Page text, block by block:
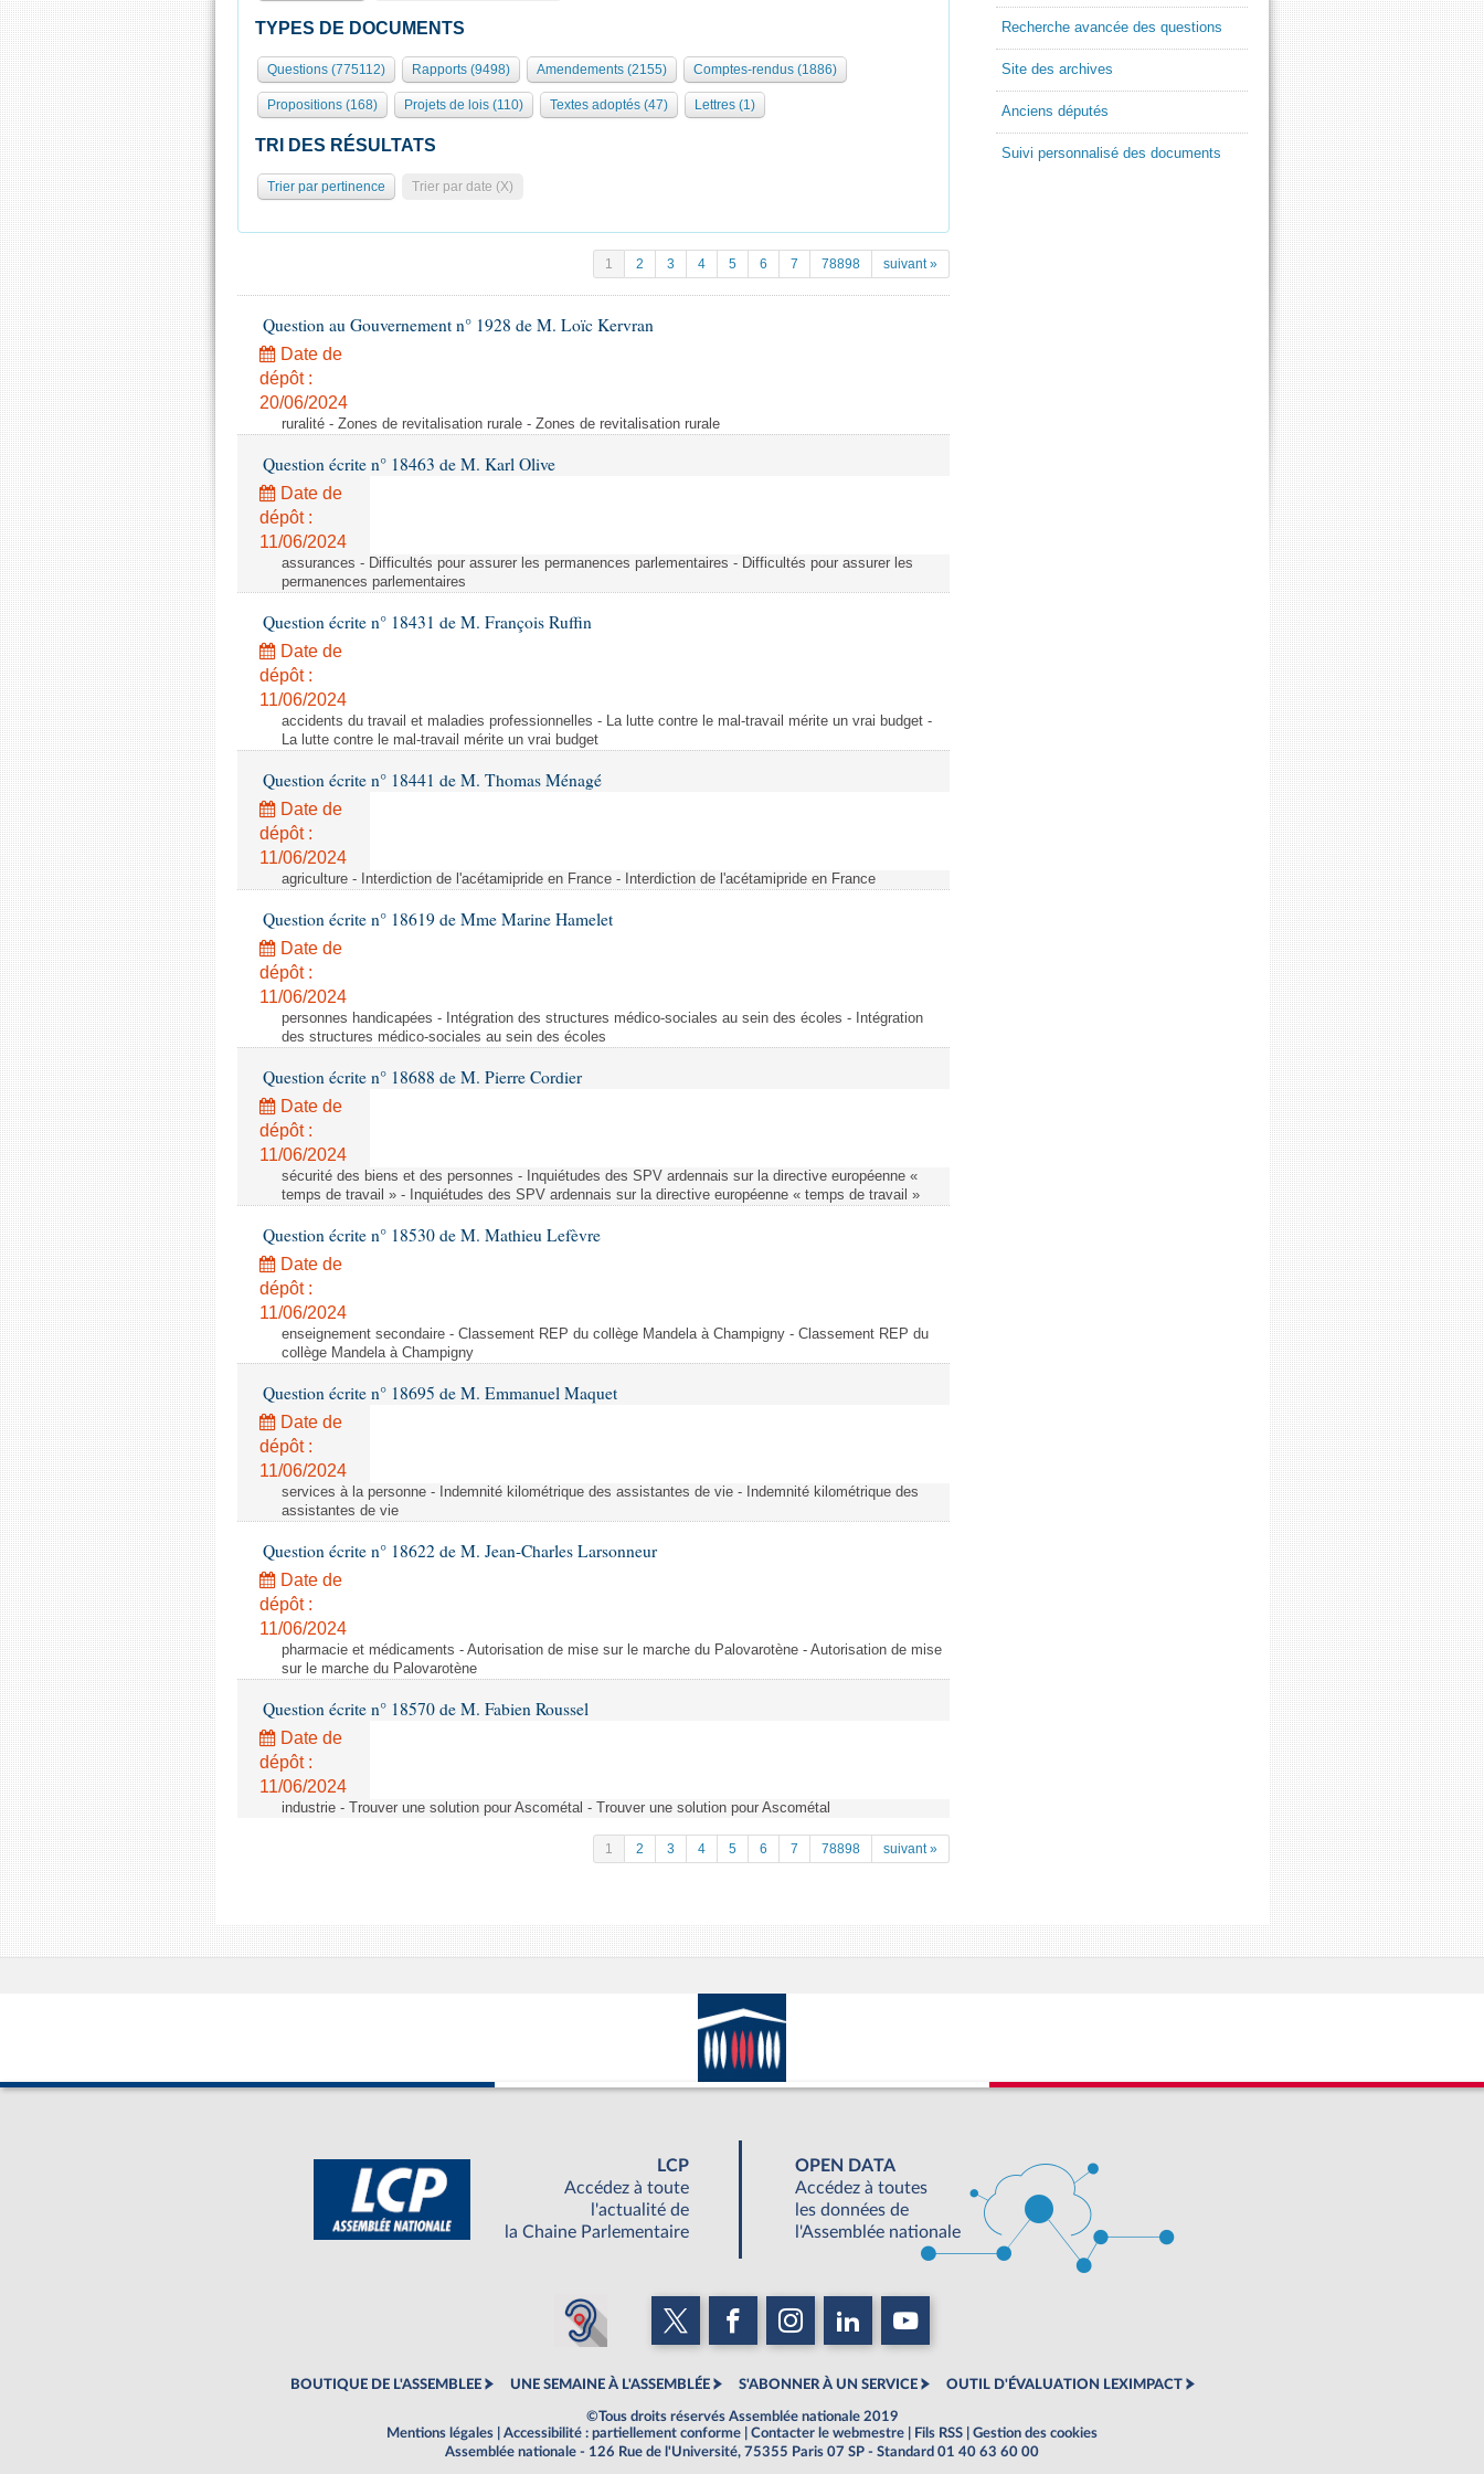
TYPES DE DOCUMENTS
Questions (775112) Rapports (9498) Amendements (2155) Comptes-rendus (1886)
Propositions (168) Projets de lois (110) Textes adoptés (47) Lettres (1)
TRI DES RÉSULTATS
Trier par pertinence Trier par date (X)
1 2 3 4 5 6 7 78898 suivant »
Question au Gouvernement n° 1928 de M. Loïc Kervran
Date de
dépôt :
20/06/2024
ruralité - Zones de revitalisation rurale - Zones de revitalisation rurale
Question écrite n° 18463 de M. Karl Olive
Date de
dépôt :
11/06/2024
assurances - Difficultés pour assurer les permanences parlementaires - Difficultés pour assurer les
permanences parlementaires
Question écrite n° 18431 de M. François Ruffin
Date de
dépôt :
11/06/2024
accidents du travail et maladies professionnelles - La lutte contre le mal-travail mérite un vrai budget -
La lutte contre le mal-travail mérite un vrai budget
Question écrite n° 18441 de M. Thomas Ménagé
Date de
dépôt :
11/06/2024
agriculture - Interdiction de l'acétamipride en France - Interdiction de l'acétamipride en France
Question écrite n° 18619 de Mme Marine Hamelet
Date de
dépôt :
11/06/2024
personnes handicapées - Intégration des structures médico-sociales au sein des écoles - Intégration
des structures médico-sociales au sein des écoles
Question écrite n° 18688 de M. Pierre Cordier
Date de
dépôt :
11/06/2024
sécurité des biens et des personnes - Inquiétudes des SPV ardennais sur la directive européenne «
temps de travail » - Inquiétudes des SPV ardennais sur la directive européenne « temps de travail »
Question écrite n° 18530 de M. Mathieu Lefèvre
Date de
dépôt :
11/06/2024
enseignement secondaire - Classement REP du collège Mandela à Champigny - Classement REP du
collège Mandela à Champigny
Question écrite n° 18695 de M. Emmanuel Maquet
Date de
dépôt :
11/06/2024
services à la personne - Indemnité kilométrique des assistantes de vie - Indemnité kilométrique des
assistantes de vie
Question écrite n° 18622 de M. Jean-Charles Larsonneur
Date de
dépôt :
11/06/2024
pharmacie et médicaments - Autorisation de mise sur le marche du Palovarotène - Autorisation de mise
sur le marche du Palovarotène
Question écrite n° 18570 de M. Fabien Roussel
Date de
dépôt :
11/06/2024
industrie - Trouver une solution pour Ascométal - Trouver une solution pour Ascométal
1 2 3 4 5 6 7 78898 suivant »
Recherche avancée des questions
Site des archives
Anciens députés
Suivi personnalisé des documents
LCP
Accédez à toute
l'actualité de
la Chaine Parlementaire
OPEN DATA
Accédez à toutes
les données de
l'Assemblée nationale
BOUTIQUE DE L'ASSEMBLEE UNE SEMAINE À L'ASSEMBLÉE S'ABONNER À UN SERVICE OUTIL D'ÉVALUATION LEXIMPACT
©Tous droits réservés Assemblée nationale 2019
Mentions légales
Accessibilité : partiellement conforme Contacter le webmestre Fils RSS
Gestion des cookies
Assemblée nationale - 126 Rue de l'Université, 75355 Paris 07 SP - Standard 01 40 63 60 00